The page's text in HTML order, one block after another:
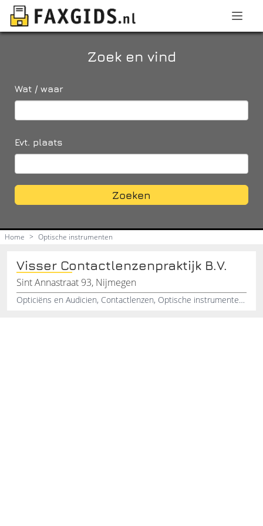
Zoek en vind
Wat / waar
Evt. plaats
Zoeken
Home > Optische instrumenten
Visser Contactlenzenpraktijk B.V.
Sint Annastraat 93, Nijmegen
Opticiëns en Audicien, Contactlenzen, Optische instrumenten, Opticiens, Optische Montage